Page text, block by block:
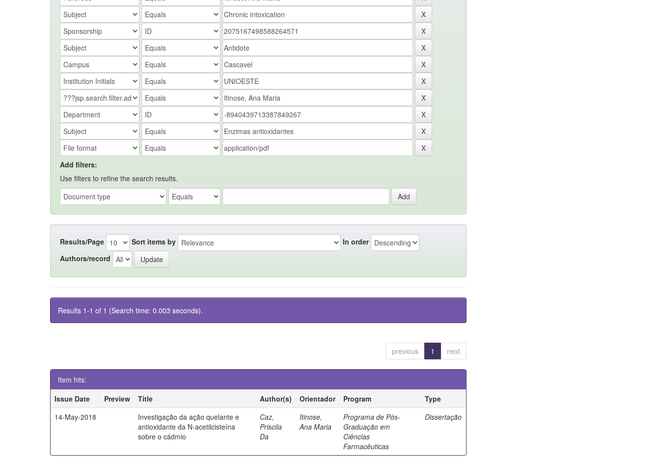
Add filters:
Use filters to refine the search results.
Results/Page Sort items by
In order
Authors/record
Results 1-1 of 1 (Search time: 0.003 seconds).
previous 1 next
Item hits:
Issue Date
Preview Title Author(s) Orientador Program
Type
14-May-2018
Investigação da ação quelante e
antioxidante da N-acetilcisteína
sobre o cádmio
Caz,
Priscila
Da
Itinose,
Ana Maria
Programa de Pós-
Graduação em
Ciências
Farmacêuticas
Dissertação